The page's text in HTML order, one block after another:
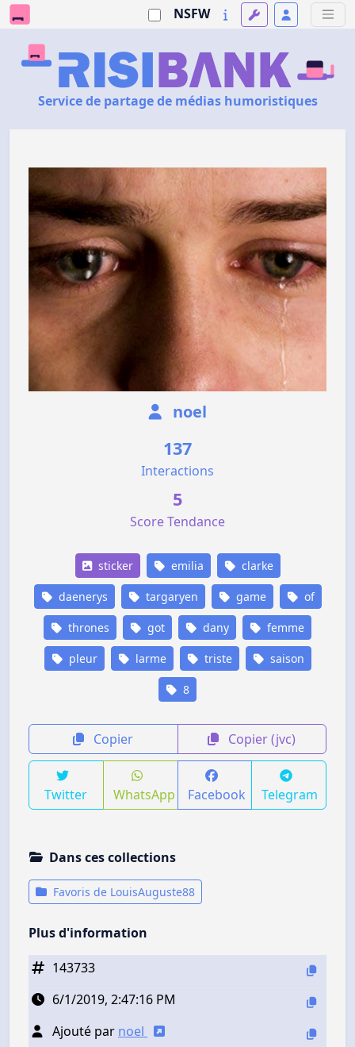
NSFW
Service de partage de médias humoristiques
noel
137
Interactions
5
Score Tendance
sticker emilia clarke
daenerys targaryen game of
thrones got dany femme
pleur larme triste saison
8
Copier Copier (jvc)
Twitter WhatsApp Facebook Telegram
Dans ces collections
Favoris de LouisAuguste88
Plus d'information
143733
6/1/2019, 2:47:16 PM
Ajouté par noel